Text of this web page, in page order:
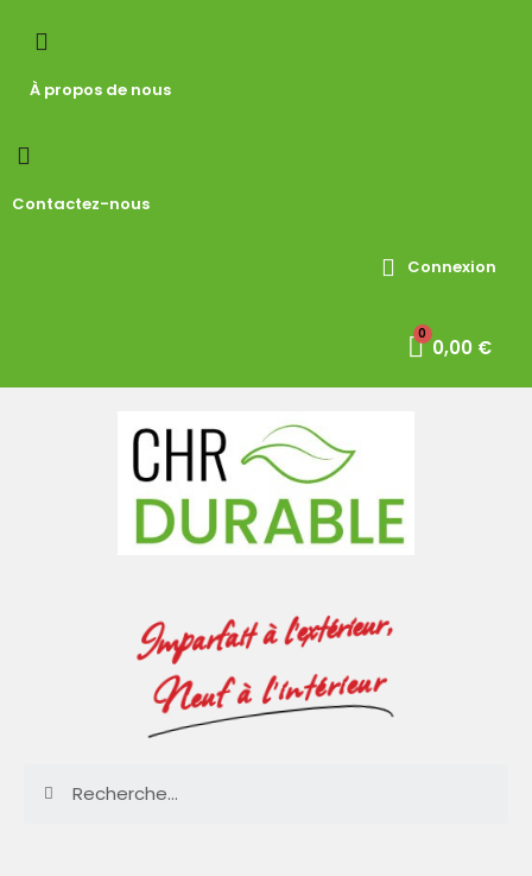
À propos de nous
Contactez-nous
Connexion
0,00 €
Imparfait à l'extérieur,
Neuf à l'intérieur